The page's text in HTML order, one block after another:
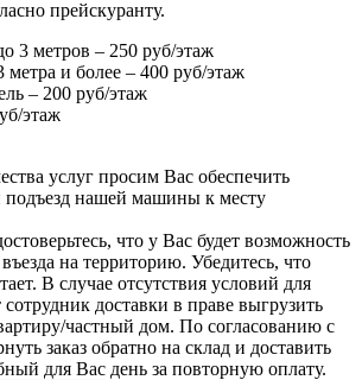
прейскуранту.
3 метров – 250 руб/этаж
и более – 400 руб/этаж
– 200 руб/этаж
этаж
услуг просим Вас обеспечить
подъезд нашей машины к месту
что у Вас будет возможность
на территорию. Убедитесь, что
В случае отсутствия условий для
доставки в праве выгрузить
частный дом. По согласованию с
заказ обратно на склад и доставить
для Вас день за повторную оплату.